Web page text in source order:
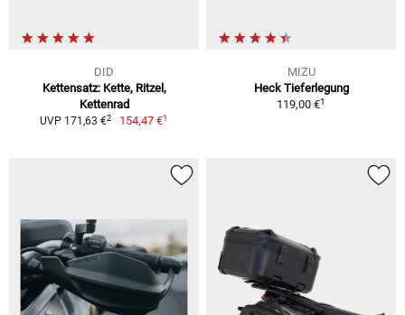
DID
Kettensatz: Kette, Ritzel,
Kettenrad
UVP 171,63 €2 154,47 €1
MIZU
Heck Tieferlegung
119,00 €1